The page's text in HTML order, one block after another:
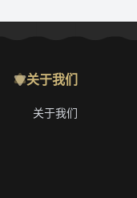
关于我们
关于我们